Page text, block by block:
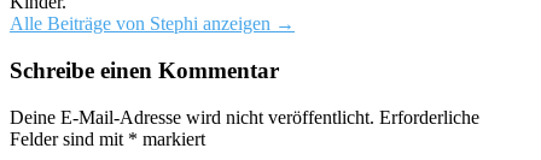
Alle Beiträge von Stephi anzeigen →
Schreibe einen Kommentar
Deine E-Mail-Adresse wird nicht veröffentlicht. Erforderliche
Felder sind mit * markiert